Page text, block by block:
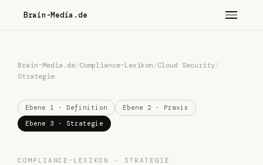
Brain-Media.de
Brain-Media.de/Compliance-Lexikon/Cloud Security/
Strategie
Ebene 1 · Definition
Ebene 2 · Praxis
Ebene 3 · Strategie
COMPLIANCE-LEXIKON · STRATEGIE